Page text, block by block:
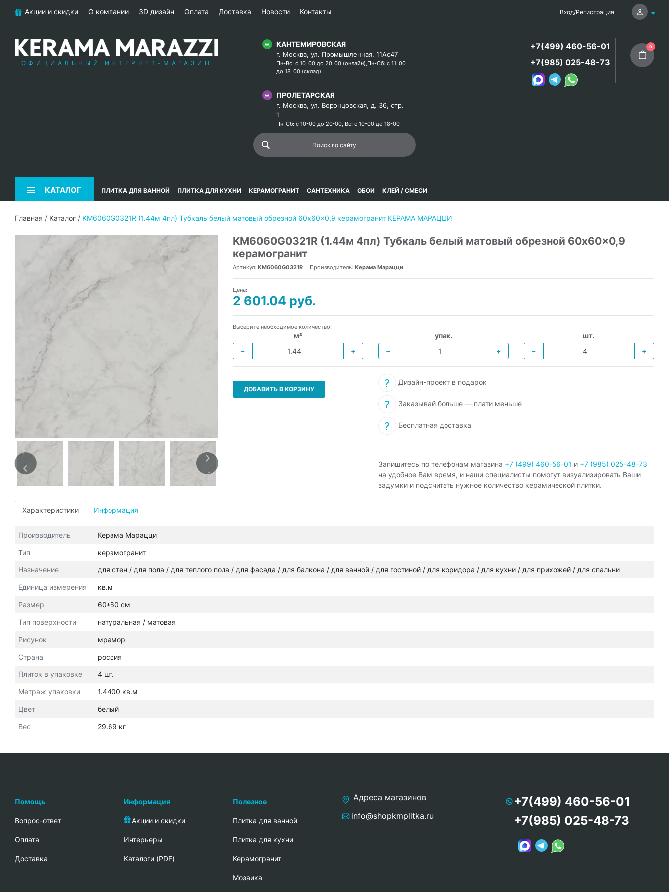
Акции и скидки О компании 3D дизайн Оплата Доставка Новости Контакты Вход/Регистрация
ОФИЦИАЛЬНЫЙ ИНТЕРНЕТ-МАГАЗИН
КАНТЕМИРОВСКАЯ
г. Москва, ул. Промышленная, 11Ас47
Пн-Вс: с 10-00 до 20-00 (онлайн),Пн-Сб: с 11-00
до 18-00 (склад)
ПРОЛЕТАРСКАЯ
г. Москва, ул. Воронцовская, д. 36, стр.
1
Пн-Сб: с 10-00 до 20-00, Вс: с 10-00 до 18-00
+7(499) 460-56-01
+7(985) 025-48-73
0
КАТАЛОГ ПЛИТКА ДЛЯ ВАННОЙ ПЛИТКА ДЛЯ КУХНИ КЕРАМОГРАНИТ САНТЕХНИКА ОБОИ КЛЕЙ / СМЕСИ
Главная / Каталог / KM6060G0321R (1.44м 4пл) Тубкаль белый матовый обрезной 60x60x0,9 керамогранит КЕРАМА МАРАЦЦИ
KM6060G0321R (1.44м 4пл) Тубкаль белый матовый обрезной 60x60x0,9
керамогранит
Артикул: KM6060G0321R Производитель: Керама Марацци
Цена:
2 601.04 руб.
Выберите необходимое количество:
м²
−
+
упак.
−
+
шт.
−
+
ДОБАВИТЬ В КОРЗИНУ
Дизайн-проект в подарок
Заказывай больше — плати меньше
Бесплатная доставка
Запишитесь по телефонам магазина +7 (499) 460-56-01 и +7 (985) 025-48-73
на удобное Вам время, и наши специалисты помогут визуализировать Ваши
задумки и подсчитать нужное количество керамической плитки.
Характеристики Информация
Производитель Керама Марацци
Тип керамогранит
Назначение для стен / для пола / для теплого пола / для фасада / для балкона / для ванной / для гостиной / для коридора / для кухни / для прихожей / для спальни
Единица измерения кв.м
Размер 60*60 см
Тип поверхности натуральная / матовая
Рисунок мрамор
Страна россия
Плиток в упаковке 4 шт.
Метраж упаковки 1.4400 кв.м
Цвет белый
Вес 29.69 кг
Помощь
Вопрос-ответ
Oплата
Доставка
Информация
Акции и скидки
Интерьеры
Каталоги (PDF)
Полезное
Плитка для ванной
Плитка для кухни
Керамогранит
Мозаика
Адреса магазинов
info@shopkmplitka.ru
+7(499) 460-56-01
+7(985) 025-48-73